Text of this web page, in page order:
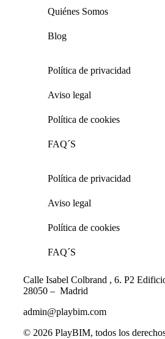
Quiénes Somos
Blog
Política de privacidad
Aviso legal
Política de cookies
FAQ´S
Política de privacidad
Aviso legal
Política de cookies
FAQ´S
Calle Isabel Colbrand , 6. P2
28050 – Madrid
admin@playbim.com
© 2026 PlayBIM, todos los